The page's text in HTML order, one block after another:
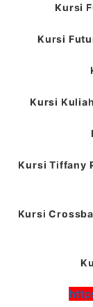
Kursi
Kursi
Kursi
Kursi Tiffany
Kursi